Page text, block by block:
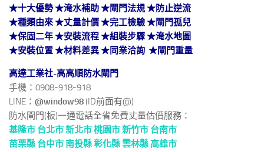
★十大優勢★淹水補助★閘門法規★防止逆流
★種類由來★丈量計價★完工檢驗★閘門孤兒
★保固二年★安裝流程★組裝步驟★淹水地圖
★安裝位置★材料差異★同業洽詢 ★閘門重量
高達工業社-高高順防水閘門
手機：0908-918-918
LINE： @window98(ID前面有@)
防水閘門(板)一通電話全省免費丈量估價服務：
基隆市 台北市 新北市桃園市新竹市 台南市
苗栗縣 台中市南投縣彰化縣雲林縣高雄市